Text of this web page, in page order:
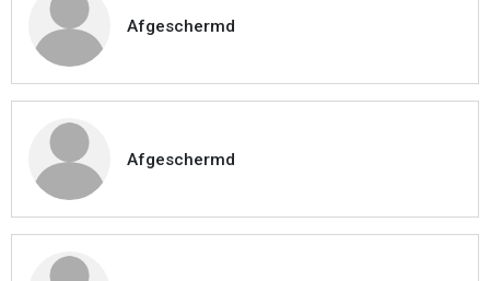
Afgeschermd
Afgeschermd